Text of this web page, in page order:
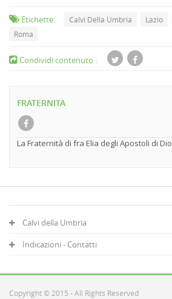
Etichette: Calvi Della Umbria Lazio
Roma
Condividi contenuto :
FRATERNITA
La Fraternità di fra Elia degli Apostoli di Dio
Calvi della Umbria
Indicazioni - Contatti
Copyright © 2015 - All Rights Reserved